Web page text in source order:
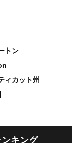
トン
ィカット州
キング